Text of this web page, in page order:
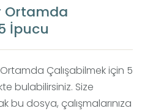
Ortamda
İpucu
Çalışabilmek için 5
bulabilirsiniz. Size
dosya, çalışmalarınıza